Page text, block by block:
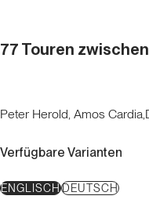
77 Touren
Peter Herold, Amos
Verfügbare Varianten
ENGLISCHDEUTSCH